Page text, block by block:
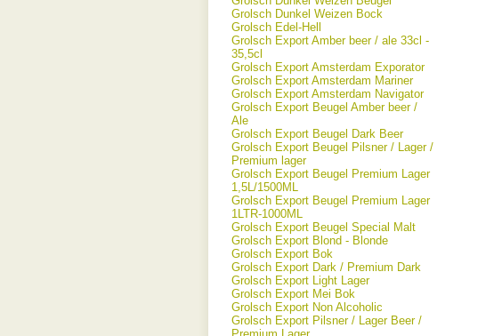
Grolsch Dunkel Weizen Bock
Grolsch Edel-Hell
Grolsch Export Amber beer / ale 33cl -
35,5cl
Grolsch Export Amsterdam Exporator
Grolsch Export Amsterdam Mariner
Grolsch Export Amsterdam Navigator
Grolsch Export Beugel Amber beer /
Ale
Grolsch Export Beugel Dark Beer
Grolsch Export Beugel Pilsner / Lager /
Premium lager
Grolsch Export Beugel Premium Lager
1,5L/1500ML
Grolsch Export Beugel Premium Lager
1LTR-1000ML
Grolsch Export Beugel Special Malt
Grolsch Export Blond - Blonde
Grolsch Export Bok
Grolsch Export Dark / Premium Dark
Grolsch Export Light Lager
Grolsch Export Mei Bok
Grolsch Export Non Alcoholic
Grolsch Export Pilsner / Lager Beer /